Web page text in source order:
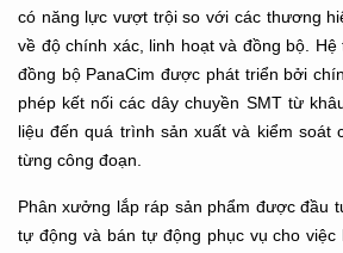
có năng lực vượt trội so với các thương
về độ chính xác, linh hoạt và đồng bộ.
đồng bộ PanaCim được phát triển bởi
phép kết nối các dây chuyền SMT từ
liệu đến quá trình sản xuất và kiểm soát
từng công đoạn.
Phân xưởng lắp ráp sản phẩm được đầu
tự động và bán tự động phục vụ cho việc